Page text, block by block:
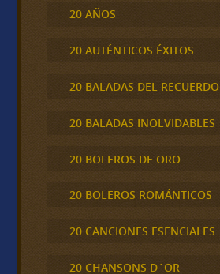
20 AÑOS
20 AUTÉNTICOS ÉXITOS
20 BALADAS DEL RECUERDO
20 BALADAS INOLVIDABLES
20 BOLEROS DE ORO
20 BOLEROS ROMÁNTICOS
20 CANCIONES ESENCIALES
20 CHANSONS D´OR